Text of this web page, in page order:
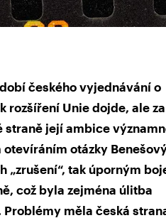
českého vyjednávání o
rozšíření Unie dojde, ale za
straně její ambice
otázky
„zrušení“, tak úporným
což byla zejména úlitba
měla česká